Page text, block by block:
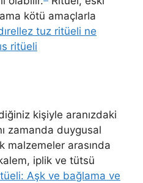
kötü amaçlarla
tuz ritüeli ne
ritüeli
kişiyle aranızdaki
zamanda duygusal
malzemeler arasında
iplik ve tütsü
Aşk ve bağlama ve